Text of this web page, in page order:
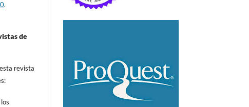
.
de
revista